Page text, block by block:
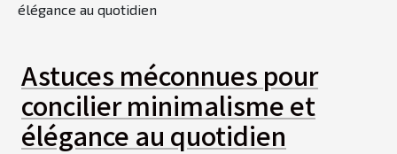
élégance au quotidien
Astuces méconnues pour
concilier minimalisme et
élégance au quotidien